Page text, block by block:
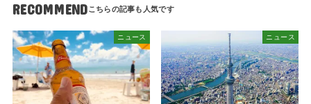
RECOMMEND
ニュース ニュース